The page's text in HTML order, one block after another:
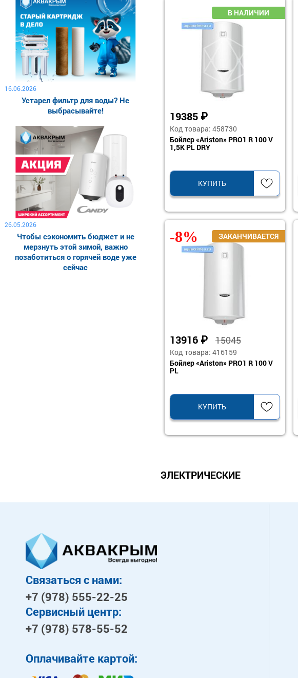
19385 ₽
Код товара: 458730
Бойлер «Ariston» PRO1 R 100 V
1,5K PL DRY
КУПИТЬ
13916 ₽ 15045
Код товара: 416159
Бойлер «Ariston» PRO1 R 100 V
PL
КУПИТЬ
-8%
ЭЛЕКТРИЧЕСКИЕ
16.06.2026
Устарел фильтр для воды? Не
выбрасывайте!
26.05.2026
Чтобы сэкономить бюджет и не
мерзнуть этой зимой, важно
позаботиться о горячей воде уже
сейчас
Связаться с нами:
+7 (978) 555-22-25
Сервисный центр:
+7 (978) 578-55-52
Оплачивайте картой: